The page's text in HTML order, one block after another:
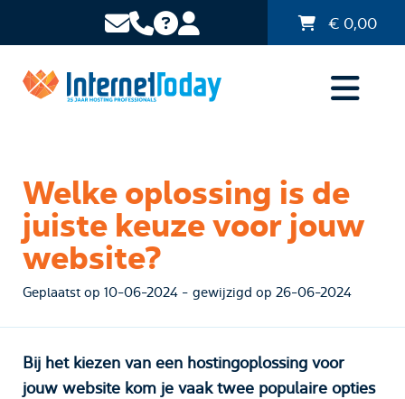
€ 0,00
Welke oplossing is de
juiste keuze voor jouw
website?
Geplaatst op 10-06-2024 - gewijzigd op 26-06-2024
Bij het kiezen van een hostingoplossing voor
jouw website kom je vaak twee populaire opties